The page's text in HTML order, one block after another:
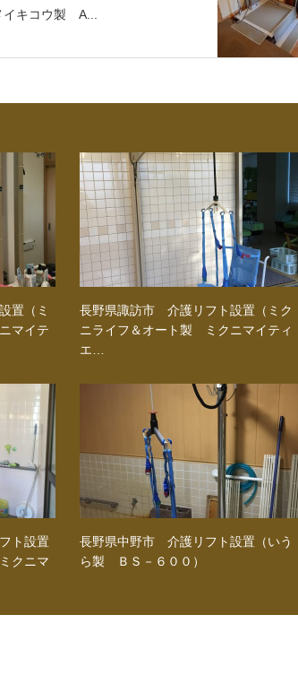
イキコウ製 A...
置（ミ
マイテ
長野県諏訪市 介護リフト設置（ミク
ニライフ＆オート製 ミクニマイティ
エ…
ト設置
クニマ
長野県中野市 介護リフト設置（いう
ら製 ＢＳ－６００）